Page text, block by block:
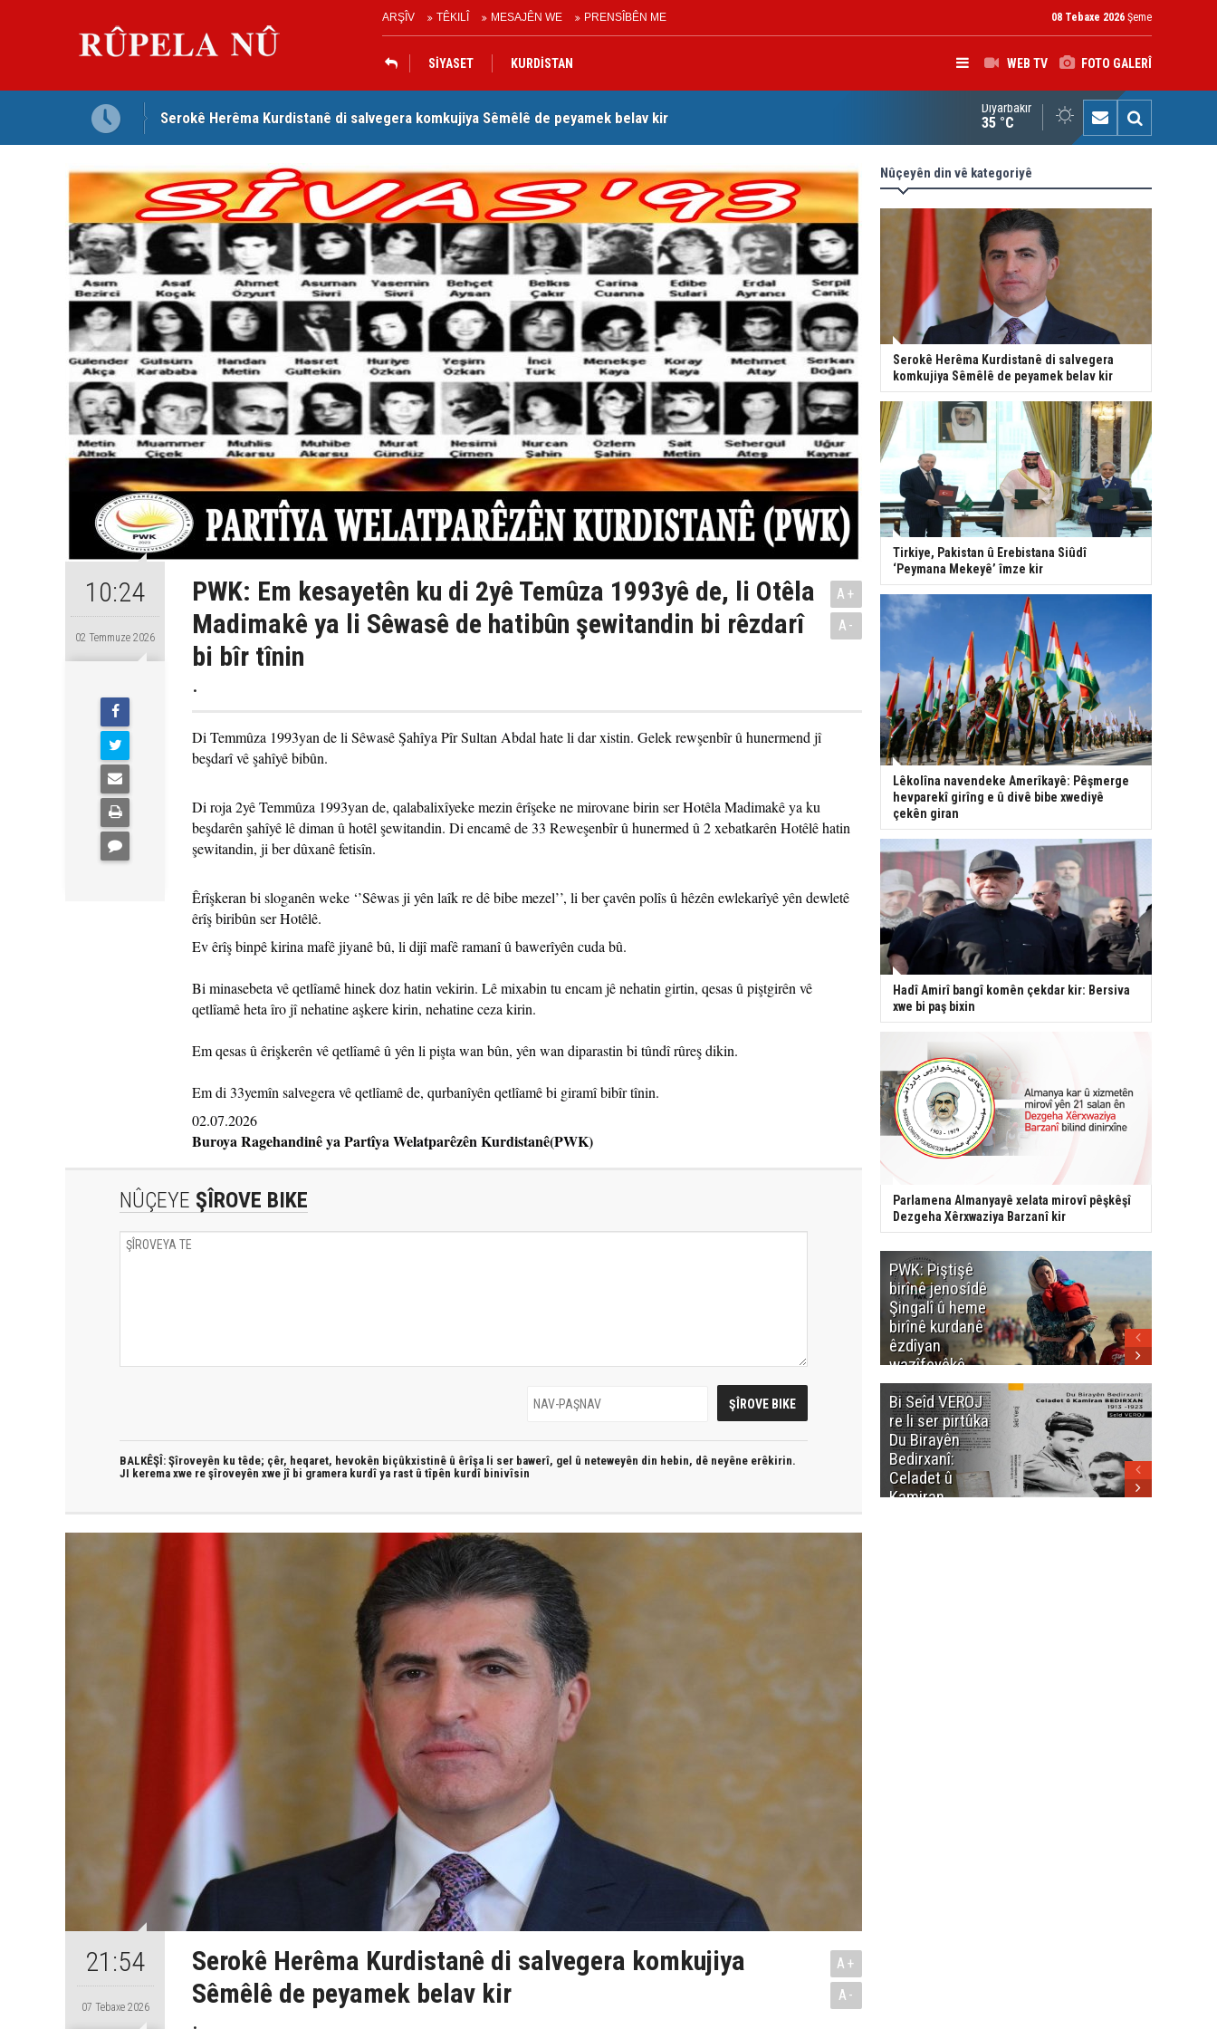
ARŞÎV TÊKILÎ MESAJÊN WE PRENSÎBÊN ME 08 Tebaxe 2026 Şeme
WEB TV FOTO GALERÎ
SİYASET KURDİSTAN
Serokê Herêma Kurdistanê di salvegera komkujiya Sêmêlê de peyamek belav kir
Tirkiye, Pakistan û Erebistana Siûdî ‘Peymana Mekeyê’ îmze kir Lêkolîna navendeke Amerîkayê: Pêşmerge hevparekî girîng e û
Diyarbakır
35 °C
10:24
02 Temmuze 2026
PWK: Em kesayetên ku di 2yê Temûza 1993yê de, li Otêla
Madimakê ya li Sêwasê de hatibûn şewitandin bi rêzdarî
bi bîr tînin
.
A+
A-
Di Temmûza 1993yan de li Sêwasê Şahîya Pîr Sultan Abdal hate li dar xistin. Gelek rewşenbîr û hunermend jî
beşdarî vê şahîyê bibûn.
Di roja 2yê Temmûza 1993yan de, qalabalixîyeke mezin êrîşeke ne mirovane birin ser Hotêla Madimakê ya ku
beşdarên şahîyê lê diman û hotêl şewitandin. Di encamê de 33 Reweşenbîr û hunermed û 2 xebatkarên Hotêlê hatin
şewitandin, ji ber dûxanê fetisîn.
Êrîşkeran bi sloganên weke ‘’Sêwas ji yên laîk re dê bibe mezel’’, li ber çavên polîs û hêzên ewlekarîyê yên dewletê
êrîş biribûn ser Hotêlê.
Ev êrîş binpê kirina mafê jiyanê bû, li dijî mafê ramanî û bawerîyên cuda bû.
Bi minasebeta vê qetlîamê hinek doz hatin vekirin. Lê mixabin tu encam jê nehatin girtin, qesas û piştgirên vê
qetlîamê heta îro jî nehatine aşkere kirin, nehatine ceza kirin.
Em qesas û êrişkerên vê qetlîamê û yên li pişta wan bûn, yên wan diparastin bi tûndî rûreş dikin.
Em di 33yemîn salvegera vê qetlîamê de, qurbanîyên qetlîamê bi giramî bibîr tînin.
02.07.2026
Buroya Ragehandinê ya Partîya Welatparêzên Kurdistanê(PWK)
NÛÇEYE ŞÎROVE BIKE
BALKÊŞÎ: Şîroveyên ku têde; çêr, heqaret, hevokên biçûkxistinê û êrîşa li ser bawerî, gel û neteweyên din hebin, dê neyêne erêkirin.
JI kerema xwe re şîroveyên xwe jî bi gramera kurdî ya rast û tîpên kurdî binivîsin
21:54
07 Tebaxe 2026
Serokê Herêma Kurdistanê di salvegera komkujiya
Sêmêlê de peyamek belav kir
.
A+
A-
Nûçeyên din vê kategoriyê
Serokê Herêma Kurdistanê di salvegera
komkujiya Sêmêlê de peyamek belav kir
Tirkiye, Pakistan û Erebistana Siûdî
‘Peymana Mekeyê’ îmze kir
Lêkolîna navendeke Amerîkayê: Pêşmerge
hevparekî girîng e û divê bibe xwediyê
çekên giran
Hadî Amirî bangî komên çekdar kir: Bersiva
xwe bi paş bixin
Parlamena Almanyayê xelata mirovî pêşkêşî
Dezgeha Xêrxwaziya Barzanî kir
PWK: Piştişê
birînê jenosîdê
Şingalî û heme
birînê kurdanê
êzdîyan
wazîfeyêkê
neteweyî yê
heme kurdanê
dinya yo
Bi Seîd VEROJ
re li ser pirtûka
Du Birayên
Bedirxanî:
Celadet û
Kamiran